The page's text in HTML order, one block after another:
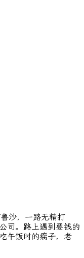
沙，一路无精打
司。路上遇到要钱的
午饭时的瘸子，老